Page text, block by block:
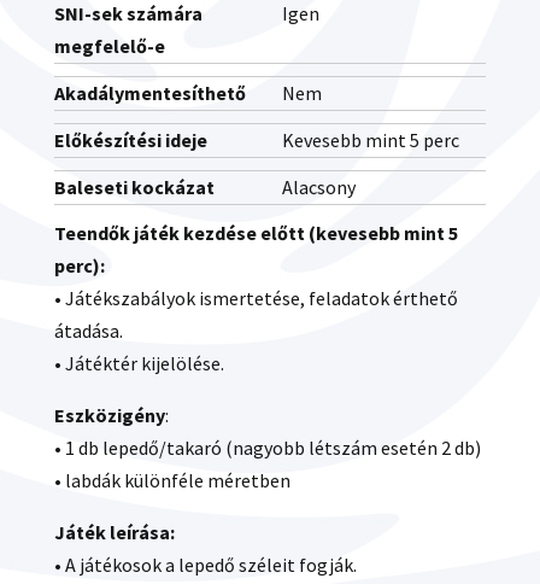
SNI-sek számára
megfelelő-e
Igen
Akadálymentesíthető
Nem
Előkészítési ideje
Kevesebb mint 5 perc
Baleseti kockázat
Alacsony
Teendők játék kezdése előtt (kevesebb mint 5
perc):
• Játékszabályok ismertetése, feladatok érthető
átadása.
• Játéktér kijelölése.
Eszközigény:
• 1 db lepedő/takaró (nagyobb létszám esetén 2 db)
• labdák különféle méretben
Játék leírása:
• A játékosok a lepedő széleit fogják.